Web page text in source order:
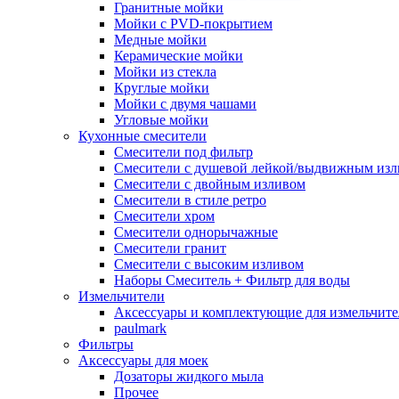
Гранитные мойки
Мойки с PVD-покрытием
Медные мойки
Керамические мойки
Мойки из стекла
Круглые мойки
Мойки с двумя чашами
Угловые мойки
Кухонные смесители
Смесители под фильтр
Смесители с душевой лейкой/выдвижным
Смесители с двойным изливом
Смесители в стиле ретро
Смесители хром
Смесители однорычажные
Смесители гранит
Смесители с высоким изливом
Наборы Смеситель + Фильтр для воды
Измельчители
Аксессуары и комплектующие для
paulmark
Фильтры
Аксессуары для моек
Дозаторы жидкого мыла
Прочее